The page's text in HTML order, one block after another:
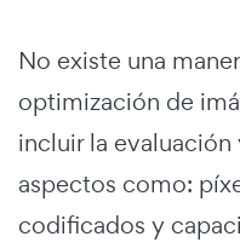
No existe una
optimización de
incluir la evaluación
aspectos como:
codificados y